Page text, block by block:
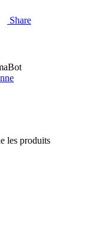
Share
les produits